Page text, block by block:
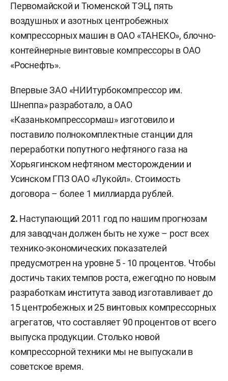
Первомайской и Тюменской ТЭЦ, пять
воздушных и азотных центробежных
компрессорных машин в ОАО «ТАНЕКО», блочно-
контейнерные винтовые компрессоры в ОАО
«Роснефть».
Впервые ЗАО «НИИтурбокомпрессор им.
Шнеппа» разработало, а ОАО
«Казанькомпрессормаш» изготовило и
поставило полнокомплектные станции для
переработки попутного нефтяного газа на
Хорьягинском нефтяном месторождении и
Усинском ГПЗ ОАО «Лукойл». Стоимость
договора – более 1 миллиарда рублей.
2. Наступающий 2011 год по нашим прогнозам
для заводчан должен быть не хуже – рост всех
технико-экономических показателей
предусмотрен на уровне 5 - 10 процентов. Чтобы
достичь таких темпов роста, ежегодно по новым
разработкам института завод изготавливает до
15 центробежных и 25 винтовых компрессорных
агрегатов, что составляет 90 процентов от всего
выпуска продукции. Столько новой
компрессорной техники мы не выпускали в
советское время.